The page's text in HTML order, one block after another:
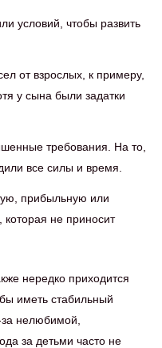
условий, чтобы развить
от взрослых, к примеру,
у сына были задатки
требования. На то,
все силы и время.
прибыльную или
не приносит
нередко приходится
иметь стабильный
нелюбимой,
за детьми часто не